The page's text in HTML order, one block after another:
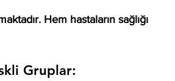
Hem hastaların sağlığı
Gruplar: